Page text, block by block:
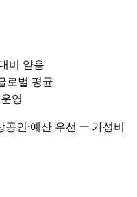
비 얕음
로벌 평균
영
공인·예산 우선 — 가성비